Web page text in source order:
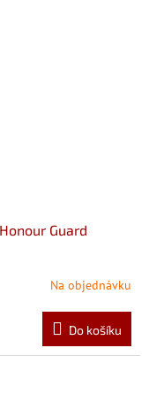
Guard
Na objednávku
Do košíku